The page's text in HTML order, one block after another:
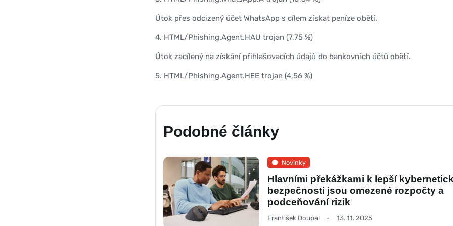
Útok přes odcizený účet WhatsApp s cílem získat peníze obětí.
4. HTML/Phishing.Agent.HAU trojan (7,75 %)
Útok zacílený na získání přihlašovacích údajů do bankovních účtů obětí.
5. HTML/Phishing.Agent.HEE trojan (4,56 %)
Podobné články
Novinky
Hlavními překážkami k lepší
bezpečnosti jsou omezené rozpočty a
podceňování rizik
František Doupal 13. 11. 2025